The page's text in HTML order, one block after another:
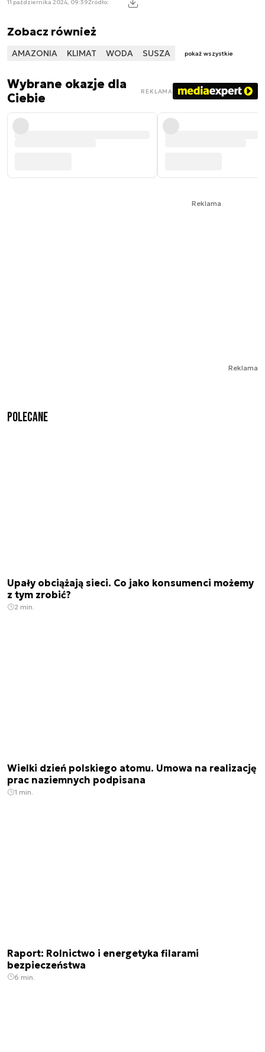
11 października 2024, 09:39Źródło:
Zobacz również
AMAZONIA KLIMAT WODA SUSZA pokaż wszystkie
Wybrane okazje dla
Ciebie
REKLAMA
Reklama
Reklama
Polecane
Upały obciążają sieci. Co jako konsumenci możemy
z tym zrobić?
2 min.
Wielki dzień polskiego atomu. Umowa na realizację
prac naziemnych podpisana
1 min.
Raport: Rolnictwo i energetyka filarami
bezpieczeństwa
6 min.